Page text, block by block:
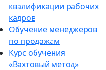
квалификации рабочих
кадров
Обучение менеджеров
по продажам
Курс обучения
«Вахтовый метод»